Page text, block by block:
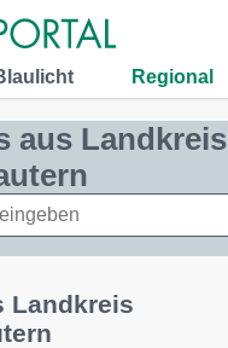
Regional
aus Landkreis
Landkreis